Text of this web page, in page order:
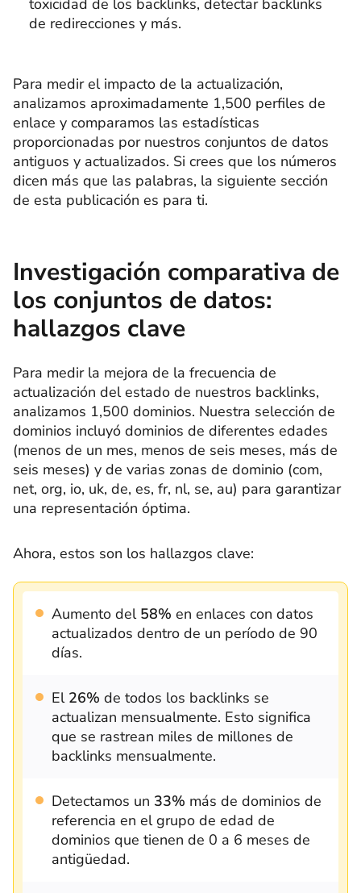
de redirecciones y más.
Para medir el impacto de la actualización,
analizamos aproximadamente 1,500 perfiles de
enlace y comparamos las estadísticas
proporcionadas por nuestros conjuntos de datos
antiguos y actualizados. Si crees que los números
dicen más que las palabras, la siguiente sección
de esta publicación es para ti.
Investigación comparativa de
los conjuntos de datos:
hallazgos clave
Para medir la mejora de la frecuencia de
actualización del estado de nuestros backlinks,
analizamos 1,500 dominios. Nuestra selección de
dominios incluyó dominios de diferentes edades
(menos de un mes, menos de seis meses, más de
seis meses) y de varias zonas de dominio (com,
net, org, io, uk, de, es, fr, nl, se, au) para garantizar
una representación óptima.
Ahora, estos son los hallazgos clave:
Aumento del 58% en enlaces con datos
actualizados dentro de un período de 90
días.
El 26% de todos los backlinks se
actualizan mensualmente. Esto significa
que se rastrean miles de millones de
backlinks mensualmente.
Detectamos un 33% más de dominios de
referencia en el grupo de edad de
dominios que tienen de 0 a 6 meses de
antigüedad.